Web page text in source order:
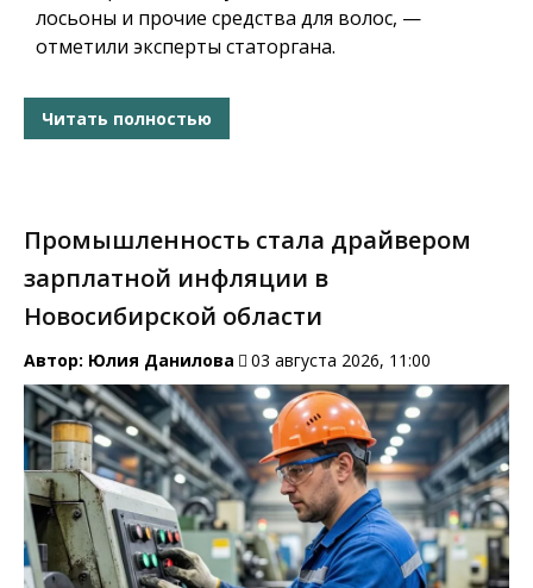
лосьоны и прочие средства для волос, —
отметили эксперты статоргана.
Читать полностью
Промышленность стала драйвером
зарплатной инфляции в
Новосибирской области
Автор: Юлия Данилова 03 августа 2026, 11:00